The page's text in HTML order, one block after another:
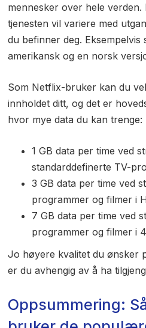
mennesker over hele verden.
tjenesten vil variere med
du befinner deg. Eksempelvis
amerikansk og en norsk
Som Netflix-bruker kan du
innholdet ditt, og det er
hvor mye data du kan trenge:
1 GB data per time ved
standarddefinerte TV-
3 GB data per time ved
programmer og filmer i
7 GB data per time ved
programmer og filmer i
Jo høyere kvalitet du ønsker
er du avhengig av å ha
Oppsummering: